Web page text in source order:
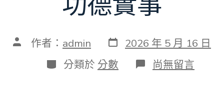
文 作者： admin 發
表
日
期
2026 年 5 月 16 日
分
類
分類於 分數 在
〈看
尚無留言